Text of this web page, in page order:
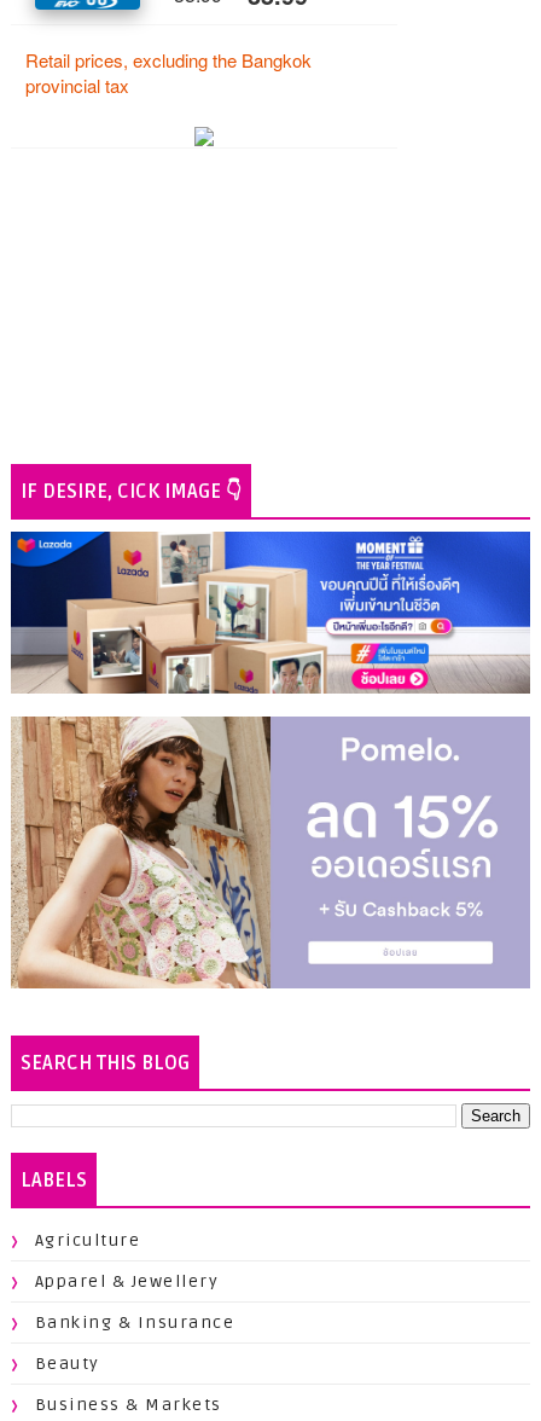
IF DESIRE, CICK IMAGE 👇
SEARCH THIS BLOG
LABELS
Agriculture
Apparel & Jewellery
Banking & Insurance
Beauty
Business & Markets